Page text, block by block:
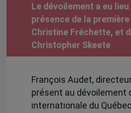
Le dévoilement a eu lieu
présence de la
Christine Fréchette, et
Christopher Skeete
François Audet,
présent au dévoilement
internationale du